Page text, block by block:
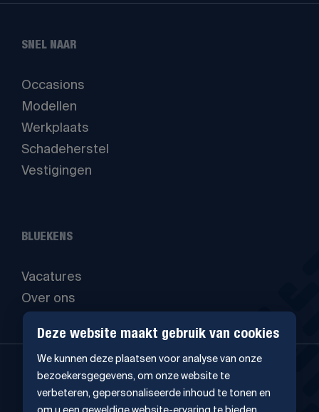
Deze website maakt gebruik van cookies
We kunnen deze plaatsen voor analyse van onze
bezoekersgegevens, om onze website te
verbeteren, gepersonaliseerde inhoud te tonen en
SNEL NAAR
Occasions
Modellen
Werkplaats
Schadeherstel
Vestigingen
BLUEKENS
Vacatures
Over ons